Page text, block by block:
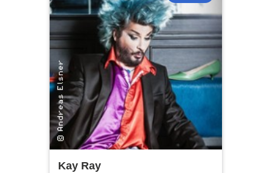
Kay Ray